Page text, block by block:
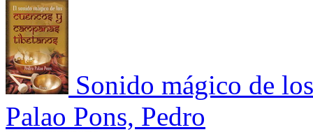
Sonido mágico de
Palao Pons, Pedro